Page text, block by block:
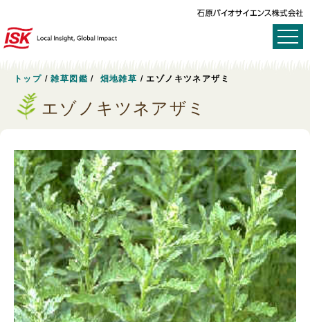
トップ /雑草図鑑 / 畑地雑草 /エゾノキツネアザミ
エゾノキツネアザミ